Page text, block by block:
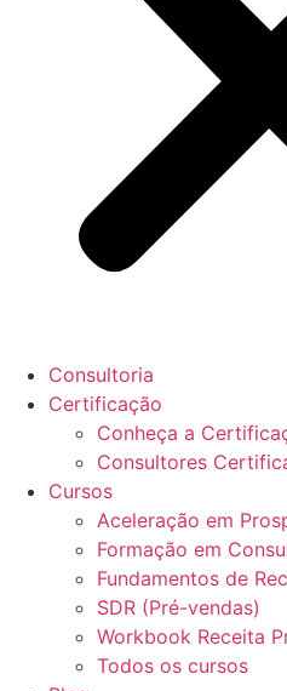
Consultoria
Certificação
Conheça a
Consultores
Cursos
Aceleração em
Formação em
Fundamentos de
SDR (Pré-vendas)
Workbook Receita
Todos os cursos